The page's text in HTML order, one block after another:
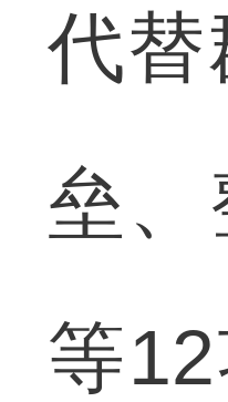
代替
垒
等